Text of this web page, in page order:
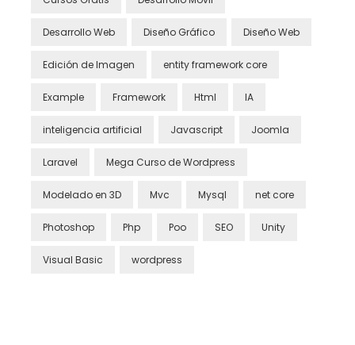
Desarrollo Web Diseño Gráfico Diseño Web
Edición de Imagen entity framework core
Example Framework Html IA
inteligencia artificial Javascript Joomla
Laravel Mega Curso de Wordpress
Modelado en 3D Mvc Mysql net core
Photoshop Php Poo SEO Unity
Visual Basic wordpress